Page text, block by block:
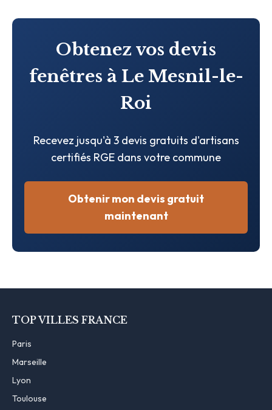
Obtenez vos devis
fenêtres à Le Mesnil-le-
Roi
Recevez jusqu'à 3 devis gratuits d'artisans
certifiés RGE dans votre commune
Obtenir mon devis gratuit
maintenant
TOP VILLES FRANCE
Paris
Marseille
Lyon
Toulouse